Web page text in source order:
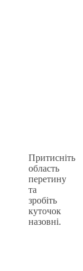
Притисніть
область
перетину
та
зробіть
куточок
назовні.